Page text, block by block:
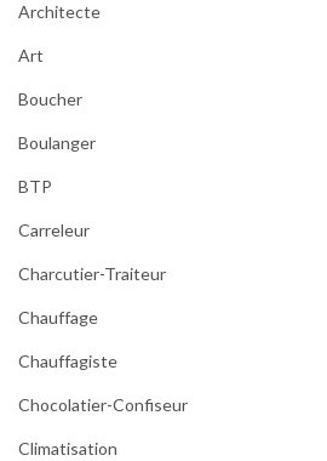
Architecte
Art
Boucher
Boulanger
BTP
Carreleur
Charcutier-Traiteur
Chauffage
Chauffagiste
Chocolatier-Confiseur
Climatisation